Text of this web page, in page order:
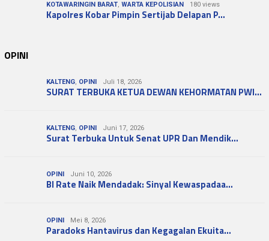
KOTAWARINGIN BARAT, WARTA KEPOLISIAN 180 views
Kapolres Kobar Pimpin Sertijab Delapan P…
OPINI
KALTENG, OPINI Juli 18, 2026
SURAT TERBUKA KETUA DEWAN KEHORMATAN PWI…
KALTENG, OPINI Juni 17, 2026
Surat Terbuka Untuk Senat UPR Dan Mendik…
OPINI Juni 10, 2026
BI Rate Naik Mendadak: Sinyal Kewaspadaa…
OPINI Mei 8, 2026
Paradoks Hantavirus dan Kegagalan Ekuita…